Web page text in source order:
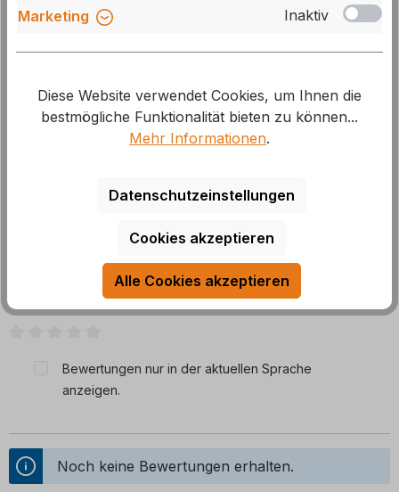
GTIN/EAN:
4030812728973
mit Tüllen für 10-12 mm Schlauch
Bewertungen
0 von 0 Bewertungen
Bewertungen nur in der aktuellen Sprache
anzeigen.
Noch keine Bewertungen erhalten.
Marketing
Inaktiv
Diese Website verwendet Cookies, um Ihnen die
bestmögliche Funktionalität bieten zu können...
Mehr Informationen.
Datenschutzeinstellungen
Cookies akzeptieren
Alle Cookies akzeptieren